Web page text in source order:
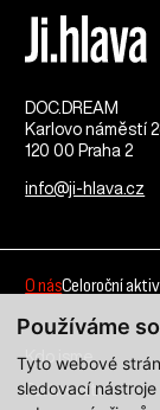
Používáme
Tyto webové
sledovací
DOC.DREAM​
Karlovo náměstí
120 00 Praha 2
info@ji-hlava.cz
O násCeloroční
Kdo jsme
Partnerství